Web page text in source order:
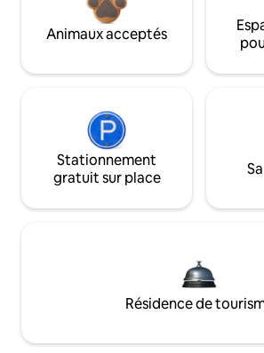
Animaux acceptés
Stationnement
gratuit sur place
Résidence de